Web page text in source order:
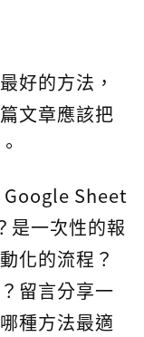
好的方法，
文章應該把
Google Sheet
是一次性的報
化的流程？
留言分享一
種方法最適